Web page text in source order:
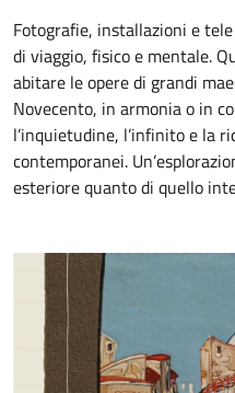
Fotografie, installazioni e
di viaggio, fisico e mentale.
abitare le opere di grandi
Novecento, in armonia o in
l’inquietudine, l’infinito e la
contemporanei.
esteriore quanto di quello